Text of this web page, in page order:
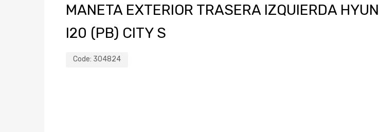
MANETA EXTERIOR TRASERA IZQUIERDA
I20 (PB) CITY S
Code: 304824